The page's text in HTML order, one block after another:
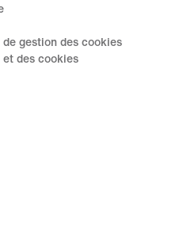
gestion des cookies
et des cookies